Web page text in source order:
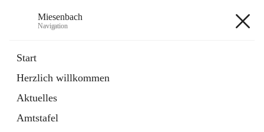
Miesenbach
Navigation
Start
Herzlich willkommen
Aktuelles
Amtstafel
Externe Webseite
in
Tab
Region Schneebergland
öffnet